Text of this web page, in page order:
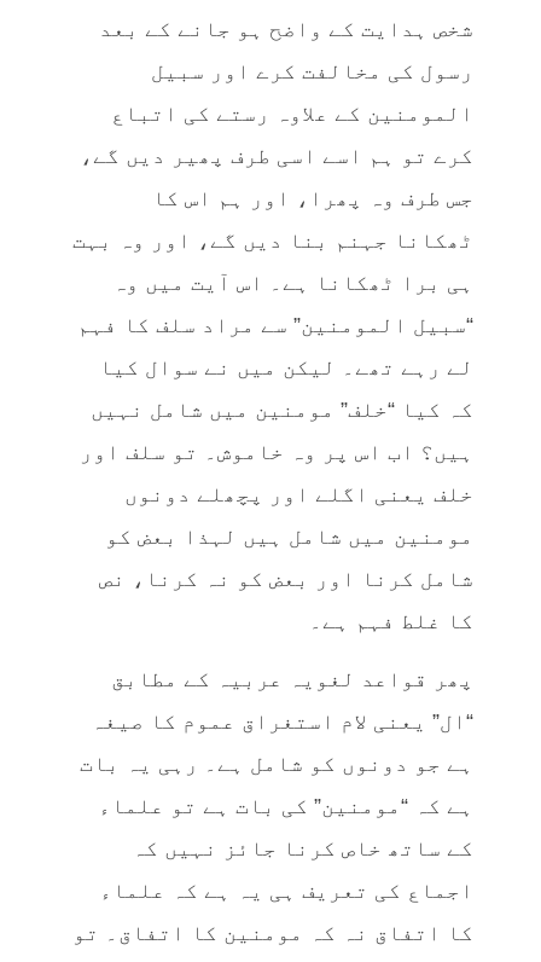
شخص ہدایت کے واضح ہو جانے کے بعد
رسول کی مخالفت کرے اور سبیل
المومنین کے علاوہ رستے کی اتباع
کرے تو ہم اسے اسی طرف پھیر دیں گے،
جس طرف وہ پھرا، اور ہم اس کا
ٹھکانا جہنم بنا دیں گے، اور وہ بہت
ہی برا ٹھکانا ہے۔ اس آیت میں وہ
“سبیل المومنین” سے مراد سلف کا فہم
لے رہے تھے۔ لیکن میں نے سوال کیا
کہ کیا “خلف” مومنین میں شامل نہیں
ہیں؟ اب اس پر وہ خاموش۔ تو سلف اور
خلف یعنی اگلے اور پچھلے دونوں
مومنین میں شامل ہیں لہذا بعض کو
شامل کرنا اور بعض کو نہ کرنا، نص
کا غلط فہم ہے۔
پھر قواعد لغویہ عربیہ کے مطابق
“ال” یعنی لام استغراق عموم کا صیغہ
ہے جو دونوں کو شامل ہے۔ رہی یہ بات
ہے کہ “مومنین” کی بات ہے تو علماء
کے ساتھ خاص کرنا جائز نہیں کہ
اجماع کی تعریف ہی یہ ہے کہ علماء
کا اتفاق نہ کہ مومنین کا اتفاق۔ تو